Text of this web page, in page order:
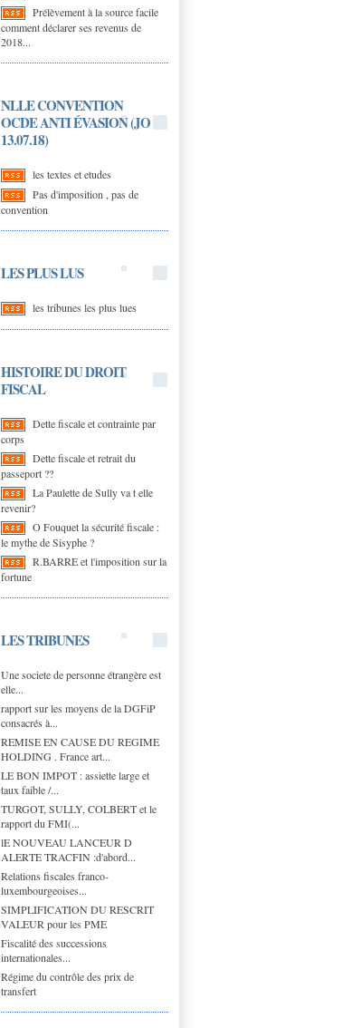
Prélèvement à la source facile
comment déclarer ses revenus de
2018...
NLLE CONVENTION
OCDE ANTI ÉVASION (JO
13.07.18)
les textes et etudes
Pas d'imposition , pas de
convention
LES PLUS LUS
les tribunes les plus lues
HISTOIRE DU DROIT
FISCAL
Dette fiscale et contrainte par
corps
Dette fiscale et retrait du
passeport ??
La Paulette de Sully va t elle
revenir?
O Fouquet la sécurité fiscale :
le mythe de Sisyphe ?
R.BARRE et l'imposition sur la
fortune
LES TRIBUNES
Une societe de personne étrangère est
elle...
rapport sur les moyens de la DGFiP
consacrés à...
REMISE EN CAUSE DU REGIME
HOLDING . France art...
LE BON IMPOT : assiette large et
taux faible /...
TURGOT, SULLY, COLBERT et le
rapport du FMI(...
lE NOUVEAU LANCEUR D
ALERTE TRACFIN :d'abord...
Relations fiscales franco-
luxembourgeoises...
SIMPLIFICATION DU RESCRIT
VALEUR pour les PME
Fiscalité des successions
internationales...
Régime du contrôle des prix de
transfert